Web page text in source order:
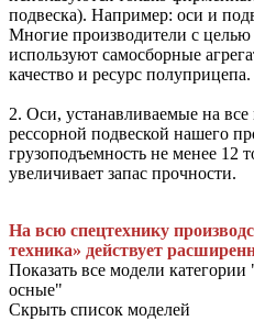
подвеска). Например: оси и
Многие производители с
используют самосборные
качество и ресурс полуприцепа.
2. Оси, устанавливаемые на
рессорной подвеской нашего
грузоподъемность не менее 12
увеличивает запас прочности.
На всю спецтехнику
техника» действует
Показать все модели
осные"
Скрыть список моделей